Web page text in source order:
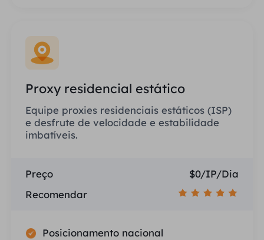
Proxy residencial estático
Equipe proxies residenciais estáticos (ISP)
e desfrute de velocidade e estabilidade
imbatíveis.
Preço
$0/IP/Dia
Recomendar
Posicionamento nacional